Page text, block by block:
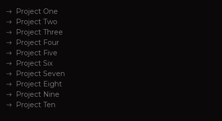
Project One
Project Two
Project Three
Project Four
Project Five
Project Six
Project Seven
Project Eight
Project Nine
Project Ten